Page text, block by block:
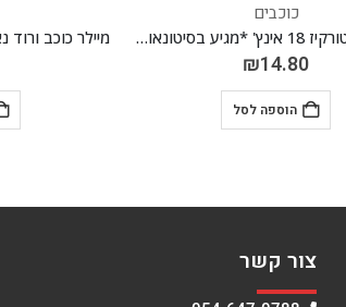
כוכבים
מיילר כוכב ורוד נאון *זוהר באולטרה* 18 אינץ' *מגיע בסיטונאות חבילה של 5 יח'*
₪14.80
הוספה לסל
צור קשר